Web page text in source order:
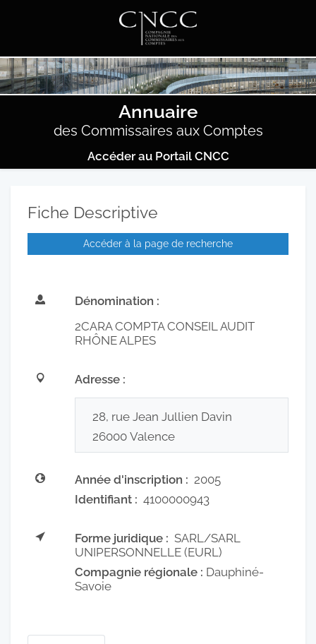
Annuaire
des Commissaires aux Comptes
Accéder au Portail CNCC
Fiche Descriptive
Accéder à la page de recherche
Dénomination :
2CARA COMPTA CONSEIL AUDIT
RHÔNE ALPES
Adresse :
28, rue Jean Jullien Davin
26000 Valence
Année d'inscription : 2005
Identifiant : 4100000943
Forme juridique : SARL/SARL
UNIPERSONNELLE (EURL)
Compagnie régionale : Dauphiné-
Savoie